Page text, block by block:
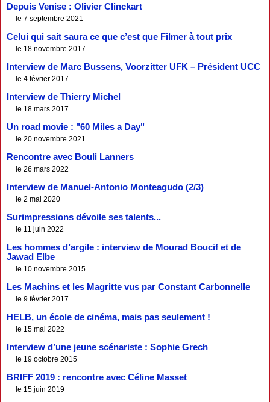
Depuis Venise : Olivier Clinckart
le 7 septembre 2021
Celui qui sait saura ce que c’est que Filmer à tout prix
le 18 novembre 2017
Interview de Marc Bussens, Voorzitter UFK – Président UCC
le 4 février 2017
Interview de Thierry Michel
le 18 mars 2017
Un road movie : "60 Miles a Day"
le 20 novembre 2021
Rencontre avec Bouli Lanners
le 26 mars 2022
Interview de Manuel-Antonio Monteagudo (2/3)
le 2 mai 2020
Surimpressions dévoile ses talents...
le 11 juin 2022
Les hommes d’argile : interview de Mourad Boucif et de
Jawad Elbe
le 10 novembre 2015
Les Machins et les Magritte vus par Constant Carbonnelle
le 9 février 2017
HELB, un école de cinéma, mais pas seulement !
le 15 mai 2022
Interview d’une jeune scénariste : Sophie Grech
le 19 octobre 2015
BRIFF 2019 : rencontre avec Céline Masset
le 15 juin 2019